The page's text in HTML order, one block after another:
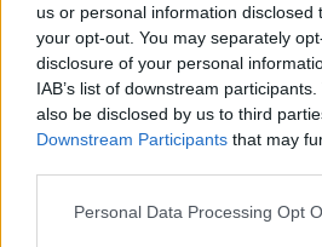
us or personal information disclosed
your opt-out. You may separately
disclosure of your personal
IAB’s list of downstream
also be disclosed by us to third
Downstream Participants that may
Personal Data Processing Opt